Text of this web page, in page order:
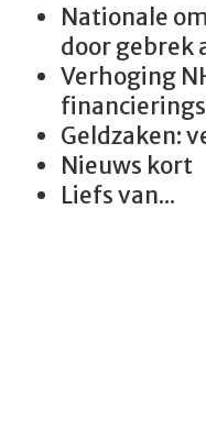
Nationale
door gebrek
Verhoging
Geldzaken:
Nieuws kort
Liefs van...